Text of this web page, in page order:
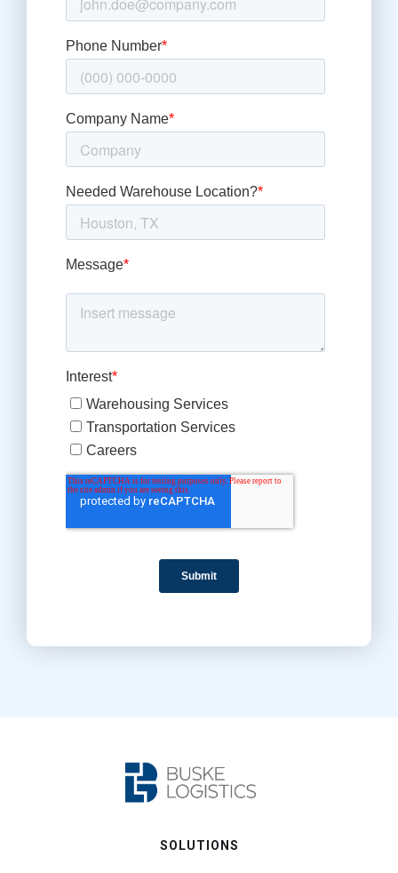
SOLUTIONS